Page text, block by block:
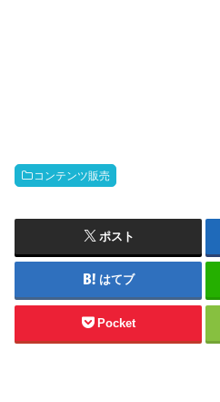
コンテンツ販売
ポスト
はてブ
Pocket